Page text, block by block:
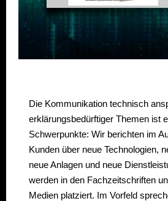
Die Kommunikation technisch
erklärungsbedürftiger Themen ist
Schwerpunkte: Wir berichten im
Kunden über neue Technologien,
neue Anlagen und neue
werden in den Fachzeitschriften
Medien platziert. Im Vorfeld